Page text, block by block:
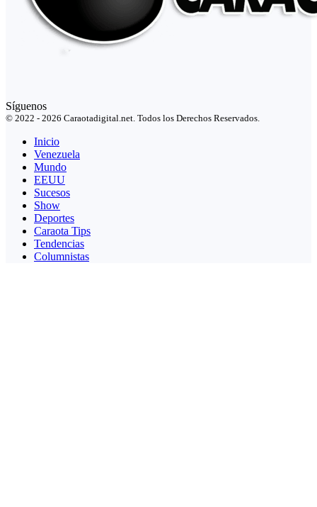
Síguenos
© 2022 - 2026 Caraotadigital.net. Todos los Derechos Reservados.
Inicio
Venezuela
Mundo
EEUU
Sucesos
Show
Deportes
Caraota Tips
Tendencias
Columnistas